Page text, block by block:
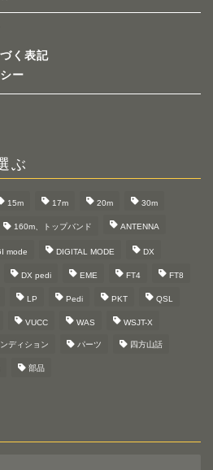
く表記
ー
ぶ
15m 17m 20m 30m
160m、トップバンド ANTENNA
mode DIGITAL MODE DX
DX pedi EME FT4 FT8
LP Pedi PKT QSL
VUCC WAS WSJT-X
ディション パーツ 四方山話
部品